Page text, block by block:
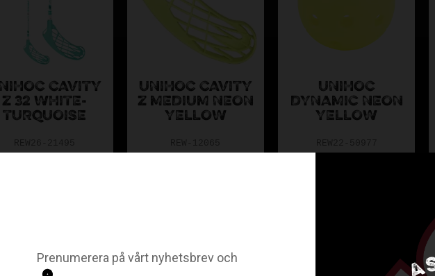
CAVITY
Z 32 WHITE-
TURQUOISE
UNIHOC CAVITY
Z MEDIUM NEON
YELLOW
UNIHOC
DYNAMIC NEON
YELLOW
Prenumerera på vårt nyhetsbrev och